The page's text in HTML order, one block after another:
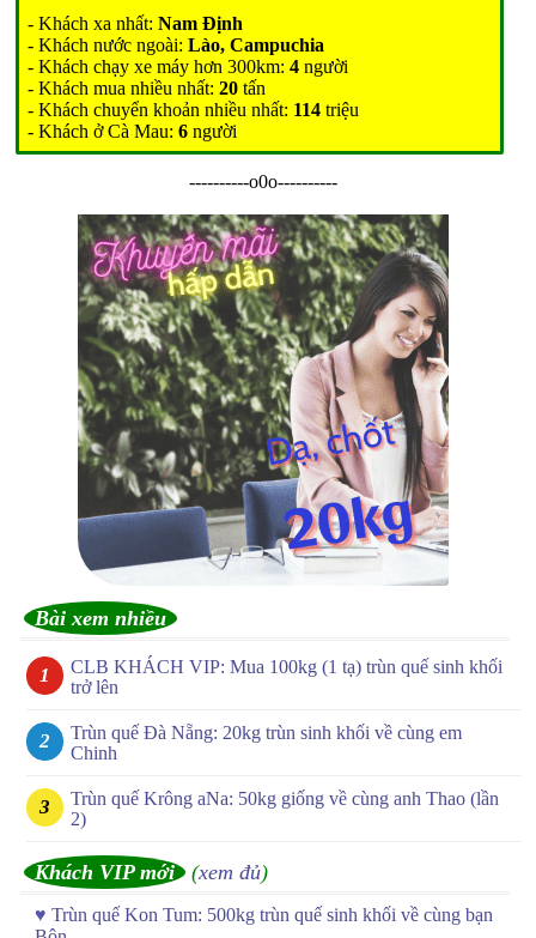
- Khách xa nhất:Nam Định
- Khách nước ngoài:Lào, Campuchia
- Khách chạy xe máy hơn 300km:4 người
- Khách mua nhiều nhất:20 tấn
- Khách chuyển khoản nhiều nhất: 114 triệu
- Khách ở Cà Mau:6 người
----------o0o----------
Bài xem nhiều
CLB KHÁCH VIP: Mua 100kg (1 tạ) trùn quế sinh khối
trở lên
Trùn quế Đà Nẵng: 20kg trùn sinh khối về cùng em
Chinh
Trùn quế Krông aNa: 50kg giống về cùng anh Thao (lần
2)
Khách VIP mới (xem đủ)
♥ Trùn quế Kon Tum: 500kg trùn quế sinh khối về cùng bạn